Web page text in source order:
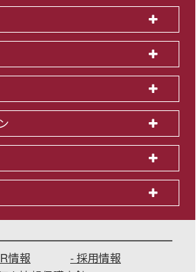
情報
採用情報